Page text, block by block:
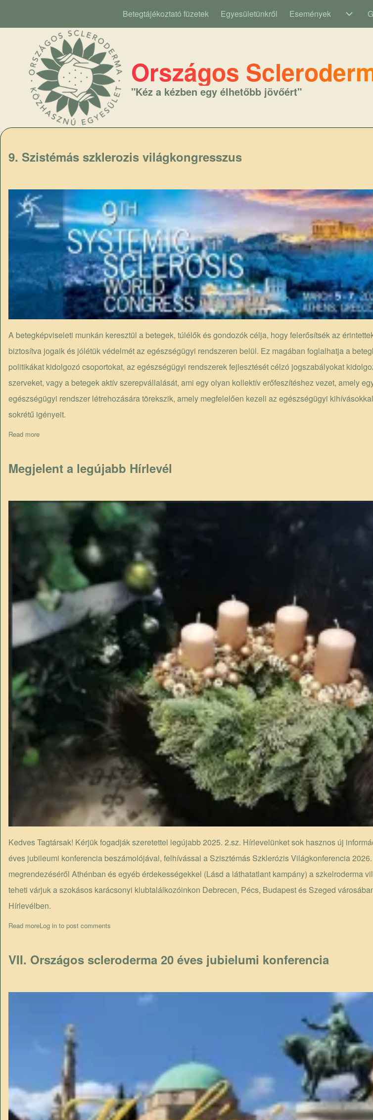
Main navigationBetegtájékoztató füzetek Egyesületünkről Események
Országos
"Kéz a kézben egy élhetőbb jövőért"
9. Szistémás szklerozis világkongresszus
A betegképviseleti munkán keresztül a betegek, túlélők és gondozók célja, hogy felerősítsék az
biztosítva jogaik és jólétük védelmét az egészségügyi rendszeren belül. Ez magában foglalhatja a
politikákat kidolgozó csoportokat, az egészségügyi rendszerek fejlesztését célzó jogszabályokat
szerveket, vagy a betegek aktív szerepvállalását, ami egy olyan kollektív erőfeszítéshez vezet, amely
egészségügyi rendszer létrehozására törekszik, amely megfelelően kezeli az egészségügyi
sokrétű igényeit.
Read more
Megjelent a legújabb Hírlevél
Kedves Tagtársak! Kérjük fogadják szeretettel legújabb 2025. 2.sz. Hírlevelünket sok hasznos új
éves jubileumi konferencia beszámolójával, felhívással a Szisztémás Szklerózis Világkonferencia
megrendezéséről Athénban és egyéb érdekességekkel (Lásd a láthatatlant kampány) a szkelroderma
teheti várjuk a szokásos karácsonyi klubtalálkozóinkon Debrecen, Pécs, Budapest és Szeged
Hírlevélben.
Read moreabout Megjelent a legújabb Hírlevél
Log in to post comments
VII. Országos scleroderma 20 éves jubielumi konferencia